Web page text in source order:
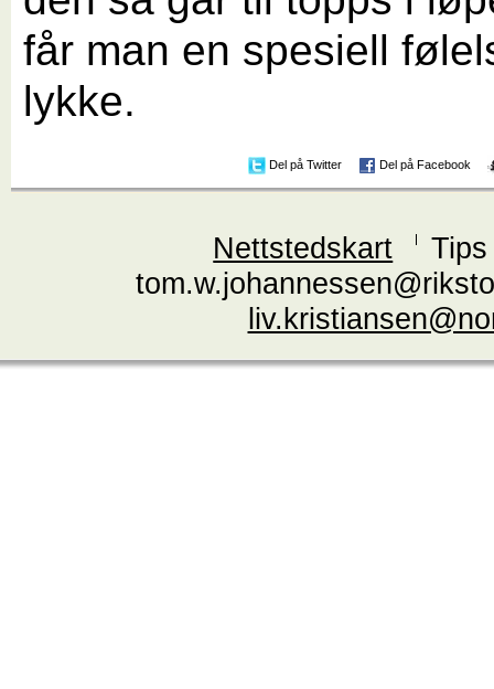
får man en spesiell
lykke.
Del på Twitter Del på Facebook
Nettstedskart